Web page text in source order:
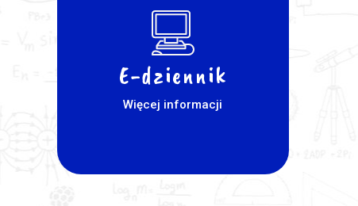
E-dziennik
Więcej informacji